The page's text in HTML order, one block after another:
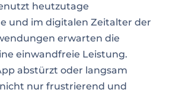
heutzutage
und im digitalen Zeitalter der
erwarten die
einwandfreie Leistung.
abstürzt oder langsam
nur frustrierend und